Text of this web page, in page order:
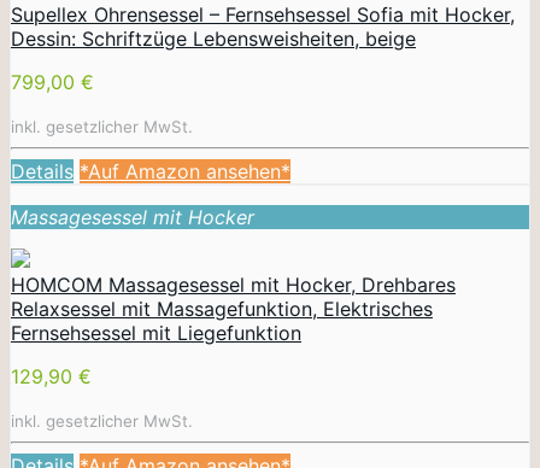
Supellex Ohrensessel – Fernsehsessel Sofia mit Hocker,
Dessin: Schriftzüge Lebensweisheiten, beige
799,00 €
inkl. gesetzlicher MwSt.
Details *Auf Amazon ansehen*
Massagesessel mit Hocker
HOMCOM Massagesessel mit Hocker, Drehbares
Relaxsessel mit Massagefunktion, Elektrisches
Fernsehsessel mit Liegefunktion
129,90 €
inkl. gesetzlicher MwSt.